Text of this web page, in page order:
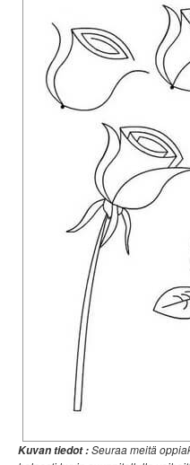
Kuvan tiedot :Seuraa meitä